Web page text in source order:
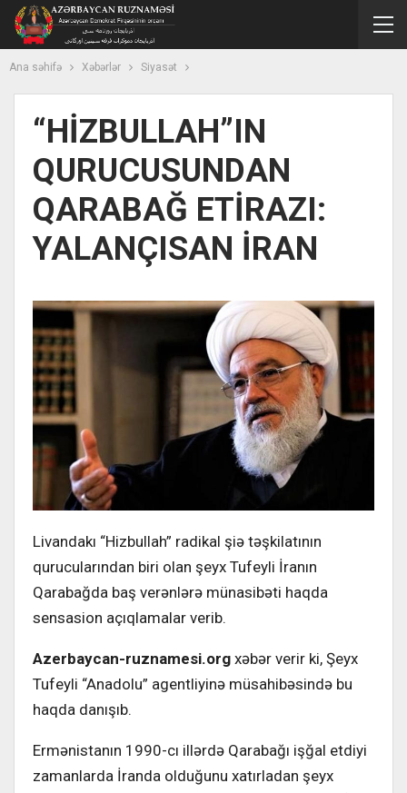
Ana səhifə Xəbərlər Siyasət
“HİZBULLAH”IN
QURUCUSUNDAN
QARABAĞ ETİRAZI:
YALANÇISAN İRAN
Livandakı “Hizbullah” radikal şiə təşkilatının
qurucularından biri olan şeyx Tufeyli İranın
Qarabağda baş verənlərə münasibəti haqda
sensasion açıqlamalar verib.
Azerbaycan-ruznamesi.org xəbər verir ki, Şeyx
Tufeyli “Anadolu” agentliyinə müsahibəsində bu
haqda danışıb.
Ermənistanın 1990-cı illərdə Qarabağı işğal etdiyi
zamanlarda İranda olduğunu xatırladan şeyx